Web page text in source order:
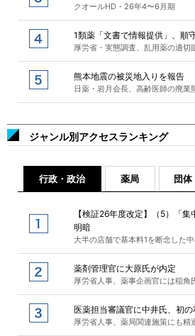
クオールHD・26年4〜6月期
1類薬「文書で情報提供」、順
厚労省・実態調査、乱用薬の適切
熊本地震の被災地入りを報告
日薬・岩月会長、高齢医師の廃業
ジャンル別アクセスランキング
行政・政治 薬局 団体
【検証26年度改定】（5）「
明暗
大半の店舗で基本料1を断念した
薬剤管理官に大原氏が内定
厚労省人事、薬事企画官には稲角
医薬担当審議官に中井氏、初
厚労省人事、薬局関連施策にも精